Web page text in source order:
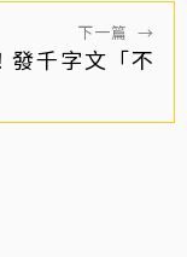
下一篇 →
發千字文「不